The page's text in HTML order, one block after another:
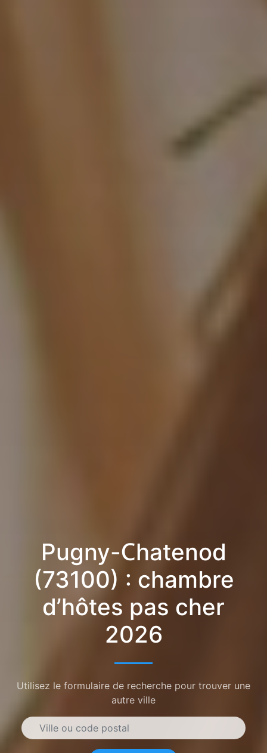
Pugny-Chatenod
(73100) : chambre
d’hôtes pas cher
2026
Utilisez le formulaire de recherche pour trouver une
autre ville